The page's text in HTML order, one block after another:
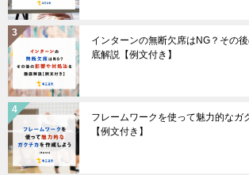
インターンの無断欠席はNG？その
底解説【例文付き】
フレームワークを使って魅力的なガ
【例文付き】